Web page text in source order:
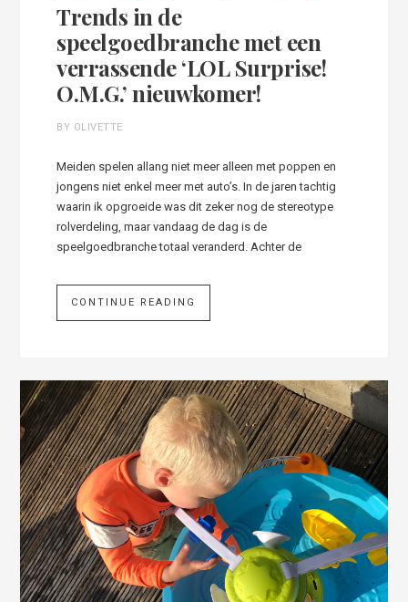
Trends in de
speelgoedbranche met een
verrassende ‘LOL Surprise!
O.M.G.’ nieuwkomer!
BY OLIVETTE
Meiden spelen allang niet meer alleen met poppen en
jongens niet enkel meer met auto’s. In de jaren tachtig
waarin ik opgroeide was dit zeker nog de stereotype
rolverdeling, maar vandaag de dag is de
speelgoedbranche totaal veranderd. Achter de
CONTINUE READING